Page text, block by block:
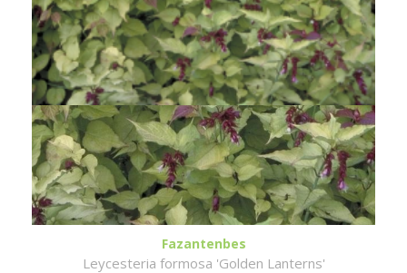
Fazantenbes
Leycesteria formosa 'Golden Lanterns'